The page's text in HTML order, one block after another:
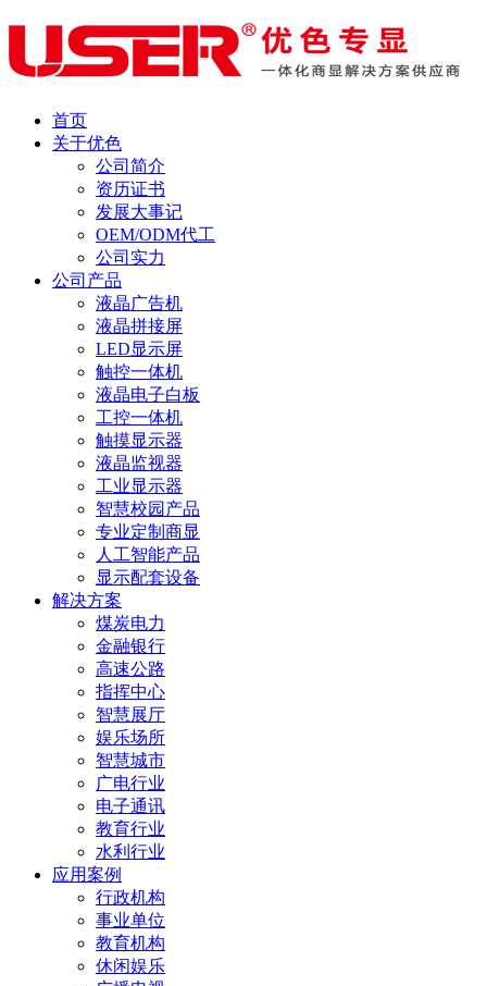
首页
关于优色
公司简介
资历证书
发展大事记
OEM/ODM代工
公司实力
公司产品
液晶广告机
液晶拼接屏
LED显示屏
触控一体机
液晶电子白板
工控一体机
触摸显示器
液晶监视器
工业显示器
智慧校园产品
专业定制商显
人工智能产品
显示配套设备
解决方案
煤炭电力
金融银行
高速公路
指挥中心
智慧展厅
娱乐场所
智慧城市
广电行业
电子通讯
教育行业
水利行业
应用案例
行政机构
事业单位
教育机构
休闲娱乐